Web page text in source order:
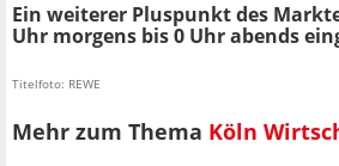
Ein weiterer Pluspunkt des
Uhr morgens bis 0 Uhr abends
Titelfoto: REWE
Mehr zum Thema Köln